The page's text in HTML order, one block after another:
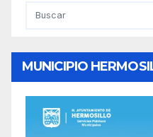
MUNICIPIO